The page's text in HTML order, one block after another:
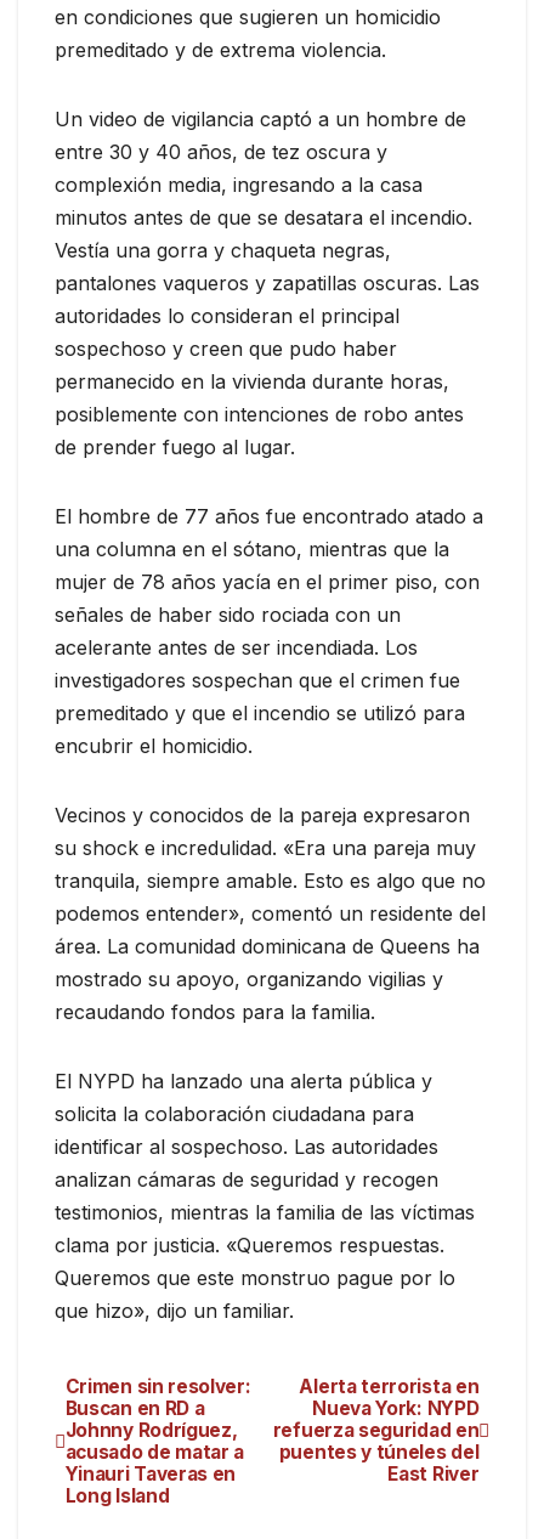
en condiciones que sugieren un homicidio
premeditado y de extrema violencia.
Un video de vigilancia captó a un hombre de
entre 30 y 40 años, de tez oscura y
complexión media, ingresando a la casa
minutos antes de que se desatara el incendio.
Vestía una gorra y chaqueta negras,
pantalones vaqueros y zapatillas oscuras. Las
autoridades lo consideran el principal
sospechoso y creen que pudo haber
permanecido en la vivienda durante horas,
posiblemente con intenciones de robo antes
de prender fuego al lugar.
El hombre de 77 años fue encontrado atado a
una columna en el sótano, mientras que la
mujer de 78 años yacía en el primer piso, con
señales de haber sido rociada con un
acelerante antes de ser incendiada. Los
investigadores sospechan que el crimen fue
premeditado y que el incendio se utilizó para
encubrir el homicidio.
Vecinos y conocidos de la pareja expresaron
su shock e incredulidad. «Era una pareja muy
tranquila, siempre amable. Esto es algo que no
podemos entender», comentó un residente del
área. La comunidad dominicana de Queens ha
mostrado su apoyo, organizando vigilias y
recaudando fondos para la familia.
El NYPD ha lanzado una alerta pública y
solicita la colaboración ciudadana para
identificar al sospechoso. Las autoridades
analizan cámaras de seguridad y recogen
testimonios, mientras la familia de las víctimas
clama por justicia. «Queremos respuestas.
Queremos que este monstruo pague por lo
que hizo», dijo un familiar.
Alerta terrorista en
Nueva York: NYPD
refuerza seguridad en
puentes y túneles del
East River
Crimen sin resolver:
Buscan en RD a
Johnny Rodríguez,
acusado de matar a
Yinauri Taveras en
Long Island